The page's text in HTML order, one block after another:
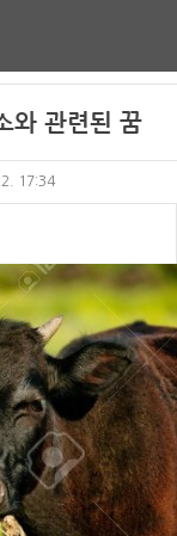
와 관련된 꿈
17:34